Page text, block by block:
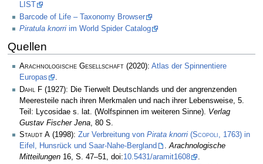
LIST
Barcode of Life – Taxonomy Browser
Piratula knorri im World Spider Catalog
Quellen
Arachnologische Gesellschaft (2020): Atlas der Spinnentiere
Europas
.
Dahl F (1927): Die Tierwelt Deutschlands und der angrenzenden
Meeresteile nach ihren Merkmalen und nach ihrer Lebensweise, 5.
Teil: Lycosidae s. lat. (Wolfspinnen im weiteren Sinne). Verlag
Gustav Fischer Jena , 80 S.
Staudt A (1998): Zur Verbreitung von Pirata knorri (Scopoli, 1763) in
Eifel, Hunsrück und Saar-Nahe-Bergland
.Arachnologische
Mitteilungen 16, S. 47–51, doi:10.5431/aramit1608
.